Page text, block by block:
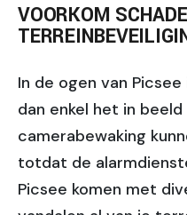
VOORKOM
In de ogen van
dan enkel het in
camerabewaking
totdat de
Picsee komen met